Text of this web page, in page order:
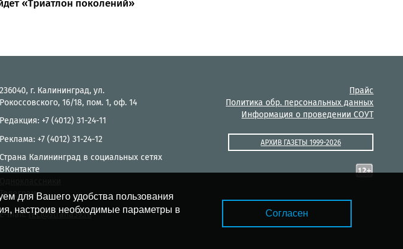
«Триатлон поколений»
236040, г. Калининград, ул.
Рокоссовского, 16/18, пом. 1, оф. 14
Редакция: +7 (4012) 31-24-11
Реклама: +7 (4012) 31-24-12
Страна Калининград в социальных сетях
ВКонтакте
E-mail:rec@strana39.ru
для Вашего удобства пользования
настроив необходимые параметры в
Согласен
Прайс
Политика обр. персональных данных
Информация о проведении СОУТ
АРХИВ ГАЗЕТЫ 1999-2026